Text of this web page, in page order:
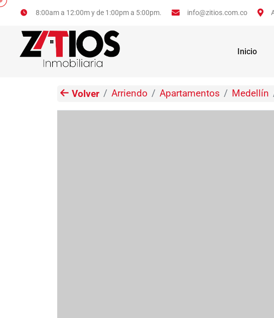
8:00am a 12:00m y de 1:00pm a 5:00pm. info@zitios.com.co
Inicio
Volver Arriendo Apartamentos Medellín